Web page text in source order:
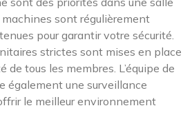
sont régulièrement
pour garantir votre sécurité.
strictes sont mises en place
de tous les membres. L’équipe de
également une surveillance
le meilleur environnement